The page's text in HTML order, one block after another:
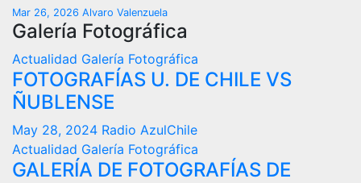
Mar 26, 2026 Alvaro Valenzuela
Galería Fotográfica
Actualidad Galería Fotográfica
FOTOGRAFÍAS U. DE CHILE VS
ÑUBLENSE
May 28, 2024 Radio AzulChile
Actualidad Galería Fotográfica
GALERÍA DE FOTOGRAFÍAS DE